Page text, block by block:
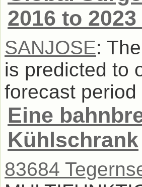
2016 to
SANJOSE:
is predicted to
forecast
Eine
Kühlschrank
83684